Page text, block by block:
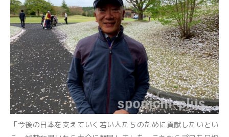
「今後の日本を支えていく若い人たちのために貢献したいとい